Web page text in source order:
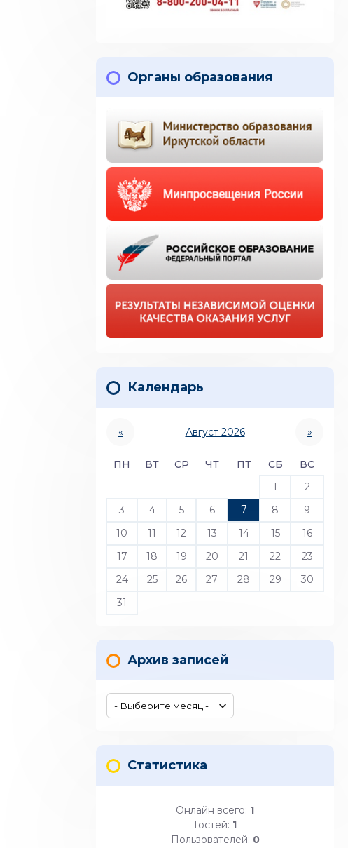
Органы образования
Календарь
« Август 2026 »
ПН ВТ СР ЧТ ПТ СБ
ВС
1
2
3
4 5 6 7 8
9
10
11 12 13 14 15
16
17
18 19 20 21 22
23
24
25 26 27 28 29
30
31
Архив записей
Статистика
Онлайн всего: 1
Гостей: 1
Пользователей: 0